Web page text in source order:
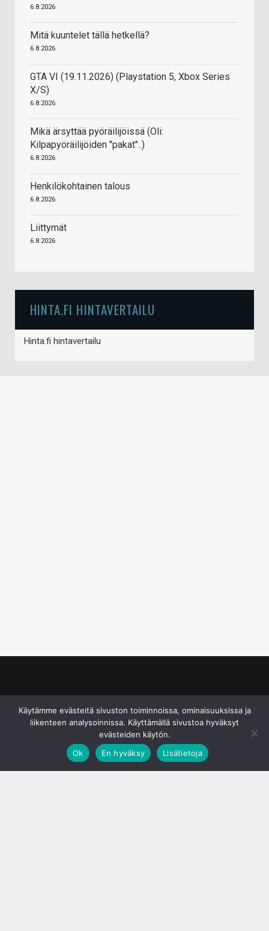
6.8.2026
Mitä kuuntelet tällä hetkellä?
6.8.2026
GTA VI (19.11.2026) (Playstation 5, Xbox Series
X/S)
6.8.2026
Mikä ärsyttää pyöräilijöissä (Oli:
Kilpapyöräilijöiden "pakat"..)
6.8.2026
Henkilökohtainen talous
6.8.2026
Liittymät
6.8.2026
HINTA.FI HINTAVERTAILU
Hinta.fi hintavertailu
Käytämme evästeitä sivuston toiminnoissa, ominaisuuksissa ja
liikenteen analysoinnissa. Käyttämällä sivustoa hyväksyt
evästeiden käytön.
Ok
En hyväksy Lisätietoja